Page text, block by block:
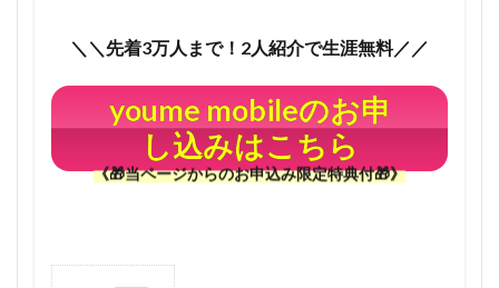
＼＼先着3万人まで！2人紹介で生涯無料／／
youme mobileのお申
し込みはこちら